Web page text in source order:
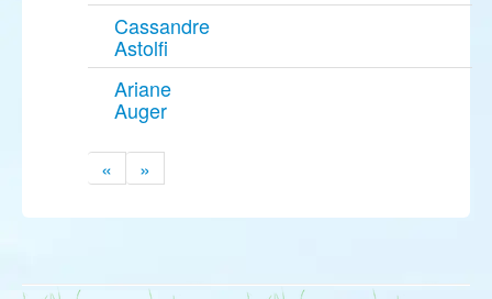
Cassandre
Astolfi
Ariane
Auger
« »